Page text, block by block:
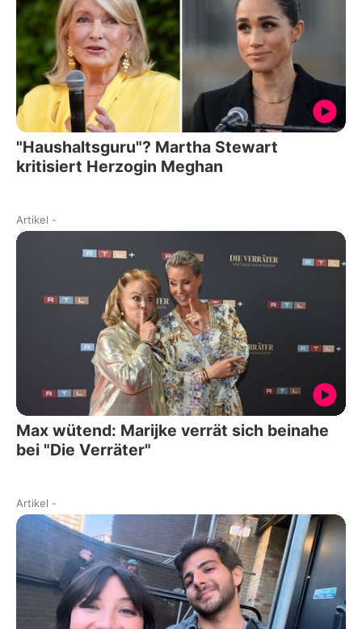
"Haushaltsguru"? Martha Stewart
kritisiert Herzogin Meghan
Artikel -
Max wütend: Marijke verrät sich beinahe
bei "Die Verräter"
Artikel -